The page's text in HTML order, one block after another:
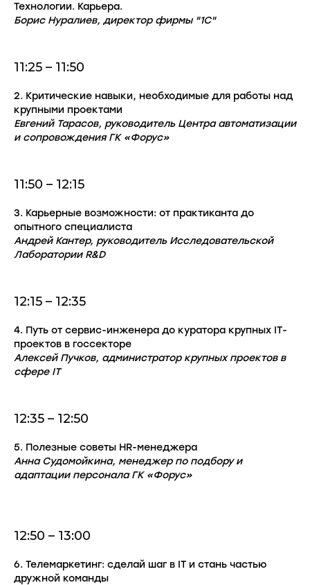
Технологии. Карьера.
Борис Нуралиев, директор фирмы "1С"
11:25 – 11:50
2. Критические навыки, необходимые для работы над
крупными проектами
Евгений Тарасов, руководитель Центра автоматизации
и сопровождения ГК «Форус»
11:50 – 12:15
3. Карьерные возможности: от практиканта до
опытного специалиста
Андрей Кантер, руководитель Исследовательской
Лаборатории R&D
12:15 – 12:35
4. Путь от сервис-инженера до куратора крупных IT-
проектов в госсекторе
Алексей Пучков, администратор крупных проектов в
сфере IT
12:35 – 12:50
5. Полезные советы HR-менеджера
Анна Судомойкина, менеджер по подбору и
адаптации персонала ГК «Форус»
12:50 – 13:00
6. Телемаркетинг: сделай шаг в IT и стань частью
дружной команды